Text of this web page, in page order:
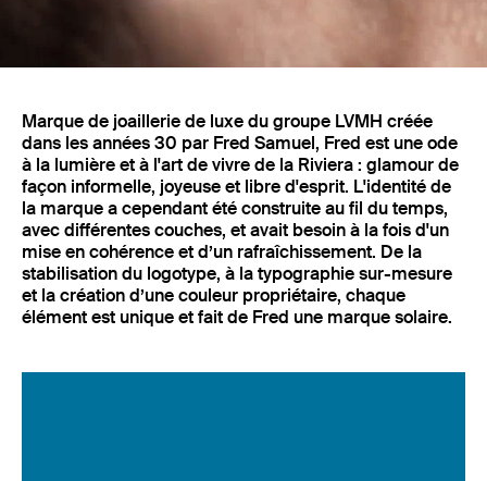
Marque de joaillerie de luxe du groupe LVMH créée
dans les années 30 par Fred Samuel, Fred est une ode
à la lumière et à l'art de vivre de la Riviera : glamour de
façon informelle, joyeuse et libre d'esprit. L'identité de
la marque a cependant été construite au fil du temps,
avec différentes couches, et avait besoin à la fois d'un
mise en cohérence et d’un rafraîchissement. De la
stabilisation du logotype, à la typographie sur-mesure
et la création d’une couleur propriétaire, chaque
élément est unique et fait de Fred une marque solaire.